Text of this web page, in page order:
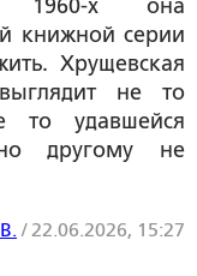
1960-х она
книжной серии
Хрущевская
не то
то удавшейся
другому не
/ 22.06.2026, 15:27